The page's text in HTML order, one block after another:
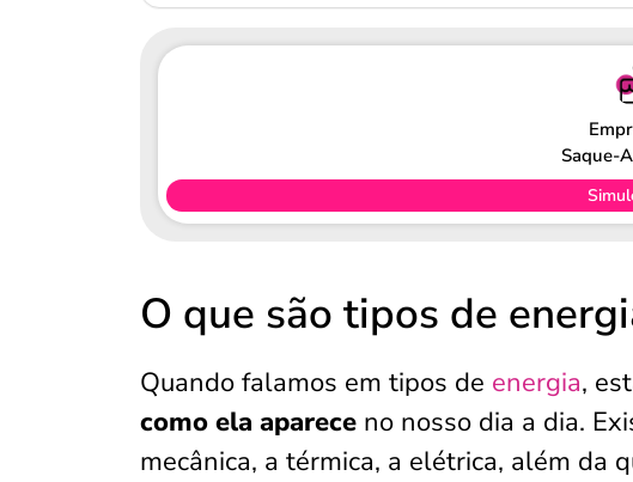
Saque-
O que são tipos de
Quando falamos em tipos de energia,
como ela aparece no nosso dia a dia.
mecânica, a térmica, a elétrica, além da